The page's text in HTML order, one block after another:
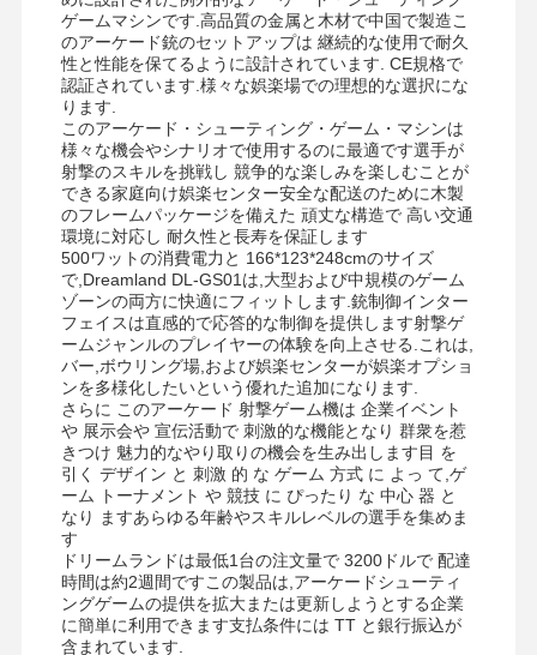
会社案内 品質管理 お問い合わせ ニュース
すべての場合 見積依頼
子供のゲーム機
カーレースゲーム機
ショッターアークードマシン
切符の買戻しのゲーム・マシン
爪のゲーム・マシン
コインプッシャーゲーム機
柔らかい 遊び場 の 設備
バイクゲームシミュレーター
ゲームマシンです.高品質の金属と木材で中国で製造こ
のアーケード銃のセットアップは 継続的な使用で耐久
性と性能を保てるように設計されています. CE規格で
認証されています.様々な娯楽場での理想的な選択にな
ります.
このアーケード・シューティング・ゲーム・マシンは
様々な機会やシナリオで使用するのに最適です選手が
射撃のスキルを挑戦し 競争的な楽しみを楽しむことが
できる家庭向け娯楽センター安全な配送のために木製
のフレームパッケージを備えた 頑丈な構造で 高い交通
環境に対応し 耐久性と長寿を保証します
500ワットの消費電力と 166*123*248cmのサイズ
で,Dreamland DL-GS01は,大型および中規模のゲーム
ゾーンの両方に快適にフィットします.銃制御インター
フェイスは直感的で応答的な制御を提供します射撃ゲ
ームジャンルのプレイヤーの体験を向上させる.これは,
バー,ボウリング場,および娯楽センターが娯楽オプショ
ンを多様化したいという優れた追加になります.
さらに このアーケード 射撃ゲーム機は 企業イベント
や 展示会や 宣伝活動で 刺激的な機能となり 群衆を惹
きつけ 魅力的なやり取りの機会を生み出します目 を
引く デザイン と 刺激 的 な ゲーム 方式 に よっ て,ゲ
ーム トーナメント や 競技 に ぴったり な 中心 器 と
なり ますあらゆる年齢やスキルレベルの選手を集めま
す
ドリームランドは最低1台の注文量で 3200ドルで 配達
時間は約2週間ですこの製品は,アーケードシューティ
ングゲームの提供を拡大または更新しようとする企業
に簡単に利用できます支払条件には TT と銀行振込が
含まれています.